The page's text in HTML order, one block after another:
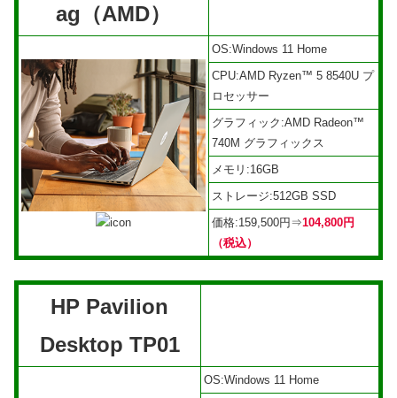
ag（AMD）
OS:Windows 11 Home
CPU:AMD Ryzen™ 5 8540U プ
ロセッサー
グラフィック:AMD Radeon™
740M グラフィックス
メモリ:16GB
ストレージ:512GB SSD
価格:159,500円⇒104,800円
（税込）
HP Pavilion
Desktop TP01
OS:Windows 11 Home